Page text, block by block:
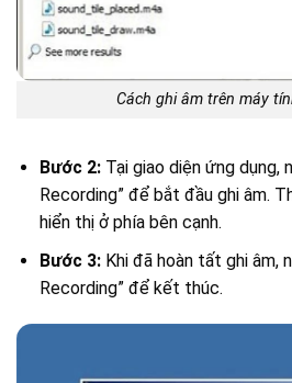
Cách ghi âm trên máy
Bước 2:Tại giao diện ứng dụng,
Recording” để bắt đầu ghi âm.
hiển thị ở phía bên cạnh.
Bước 3:Khi đã hoàn tất ghi âm,
Recording” để kết thúc.